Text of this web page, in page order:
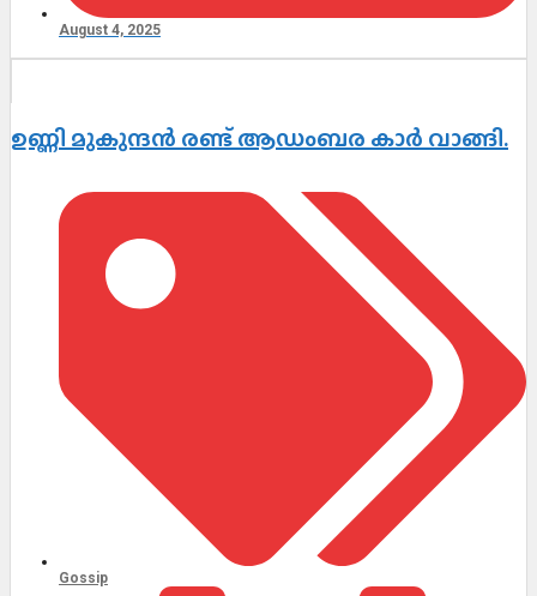
August 4, 2025
ഉണ്ണി മുകുന്ദൻ രണ്ട് ആഡംബര കാർ വാങ്ങി.
Gossip